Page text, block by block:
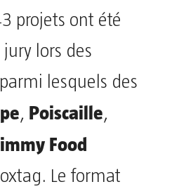
projets ont été
lors des
lesquels des
, Poiscaille,
Food
Le format